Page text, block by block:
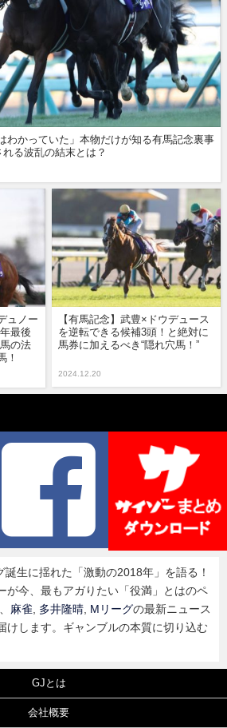
わかっていた」本物だけが知る有馬記念裏事
れる波乱の結末とは？
ュノー
最後
の法
！
【有馬記念】武豊×ドウデュース
を逆転できる候補3頭！と絶対に
馬券に加えるべき“隠れ穴馬！”
2024.12.20
生に揺れた「激動の2018年」を語る！
が今、最もアガりたい「役満」とはのペ
麻雀, 多井隆晴, Mリーグの最新ニュース
けします。ギャンブルの本質に切り込む
GJとは
会社概要